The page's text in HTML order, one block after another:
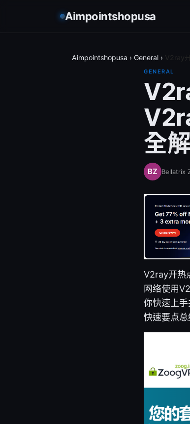
Aimpointshopusa
Aimpointshopusa › General ›
GENERAL
全解
Bellatrix
V2ray开热
网络使用
你快速上手
快速要点总